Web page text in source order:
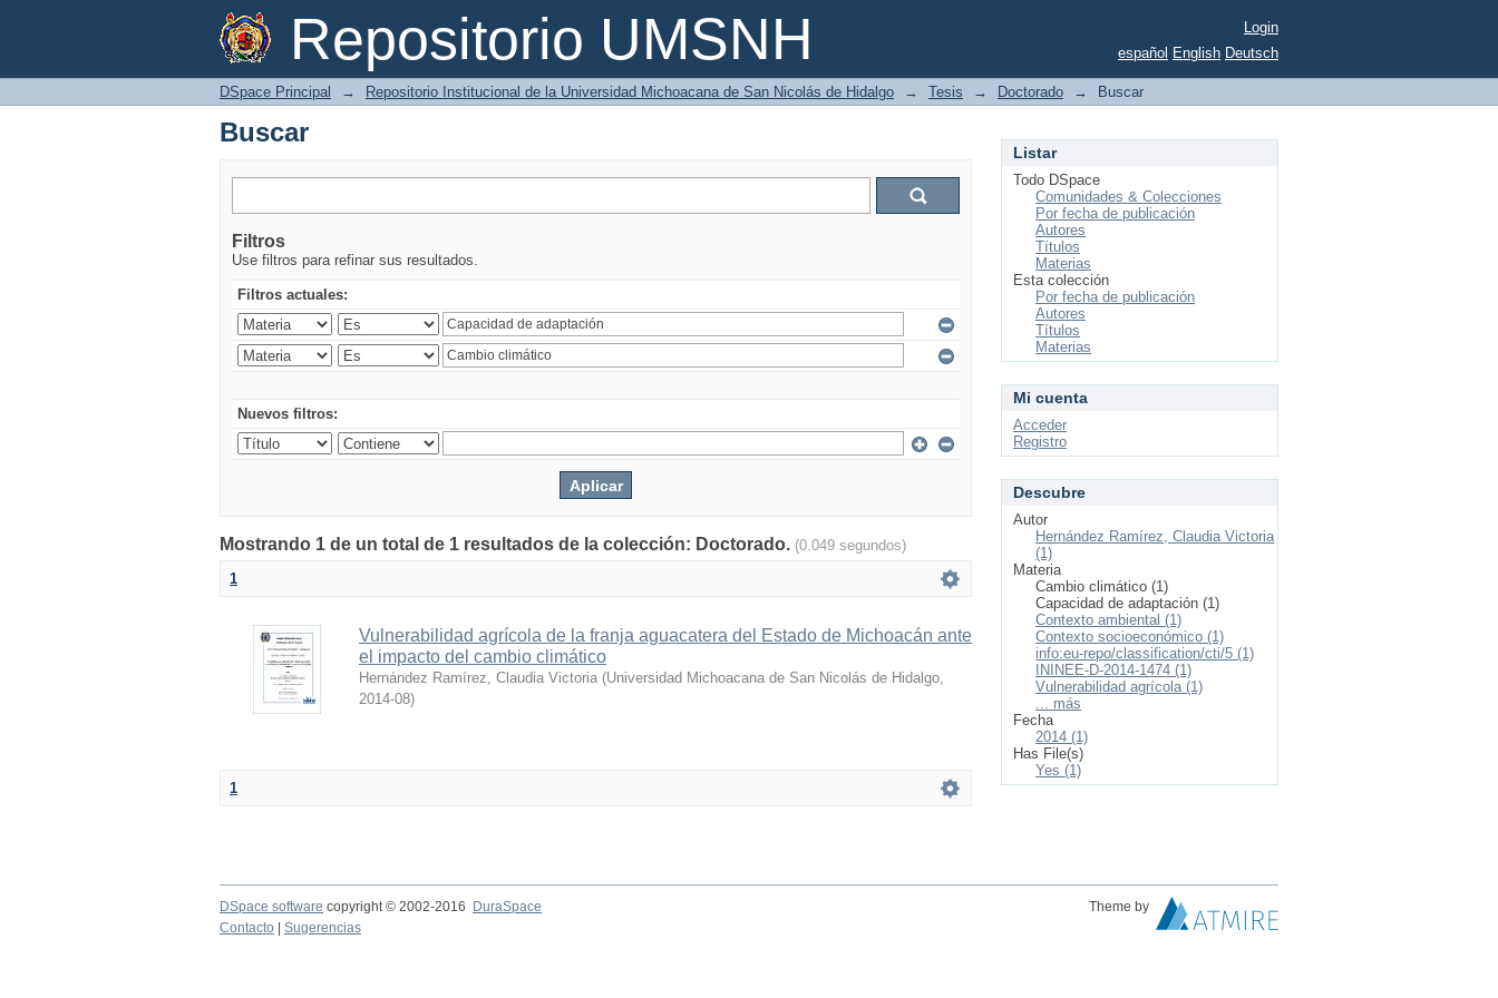
Repositorio UMSNH
Buscar
Login
español English Deutsch
DSpace Principal → Repositorio Institucional de la Universidad Michoacana de San Nicolás de Hidalgo → Tesis → Doctorado → Buscar
Buscar
Filtros
Use filtros para refinar sus resultados.
Filtros actuales:
Nuevos filtros:
Mostrando 1 de un total de 1 resultados de la colección: Doctorado. (0.049 segundos)
1
Vulnerabilidad agrícola de la franja aguacatera del Estado de Michoacán ante
el impacto del cambio climático
Hernández Ramírez, Claudia Victoria (Universidad Michoacana de San Nicolás de Hidalgo,
2014-08)
1
Listar
Todo DSpace
Comunidades & Colecciones
Por fecha de publicación
Autores
Títulos
Materias
Esta colección
Por fecha de publicación
Autores
Títulos
Materias
Mi cuenta
Acceder
Registro
Descubre
Autor
Hernández Ramírez, Claudia Victoria
(1)
Materia
Cambio climático (1)
Capacidad de adaptación (1)
Contexto ambiental (1)
Contexto socioeconómico (1)
info:eu-repo/classification/cti/5 (1)
ININEE-D-2014-1474 (1)
Vulnerabilidad agrícola (1)
... más
Fecha
2014 (1)
Has File(s)
Yes (1)
DSpace software copyright © 2002-2016 DuraSpace
Theme by
Contacto
Sugerencias